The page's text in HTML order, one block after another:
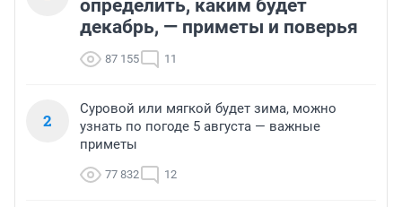
определить, каким будет
декабрь, — приметы и поверья
87 155 11
2
Суровой или мягкой будет зима, можно
узнать по погоде 5 августа — важные
приметы
77 832 12